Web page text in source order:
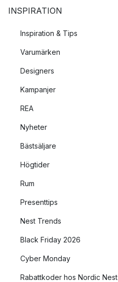
INSPIRATION
Inspiration & Tips
Varumärken
Designers
Kampanjer
REA
Nyheter
Bästsäljare
Högtider
Rum
Presenttips
Nest Trends
Black Friday 2026
Cyber Monday
Rabattkoder hos Nordic Nest